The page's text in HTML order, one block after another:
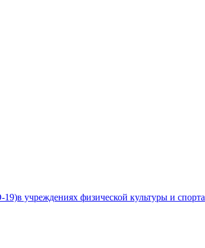
учреждениях физической культуры и спорта